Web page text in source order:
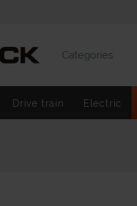
Categories
Drive train Electric